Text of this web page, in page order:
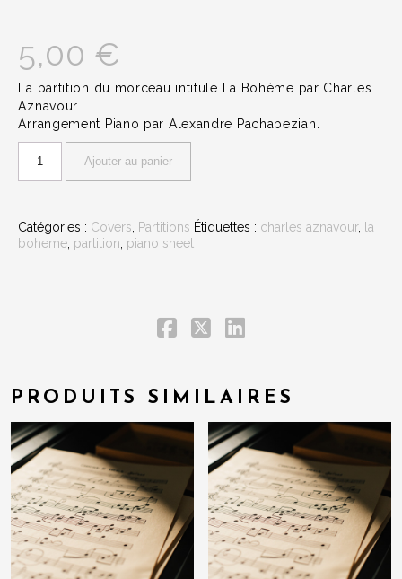
5,00 €
La partition du morceau intitulé La Bohème par Charles
Aznavour.
Arrangement Piano par Alexandre Pachabezian.
Ajouter au panier
Catégories : Covers Partitions Étiquettes : charles aznavour, la
boheme partition piano sheet
PRODUITS SIMILAIRES